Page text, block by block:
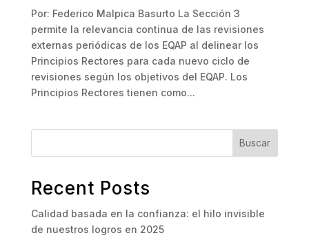
Por: Federico Malpica Basurto La Sección 3
permite la relevancia continua de las revisiones
externas periódicas de los EQAP al delinear los
Principios Rectores para cada nuevo ciclo de
revisiones según los objetivos del EQAP. Los
Principios Rectores tienen como...
Buscar
Recent Posts
Calidad basada en la confianza: el hilo invisible
de nuestros logros en 2025